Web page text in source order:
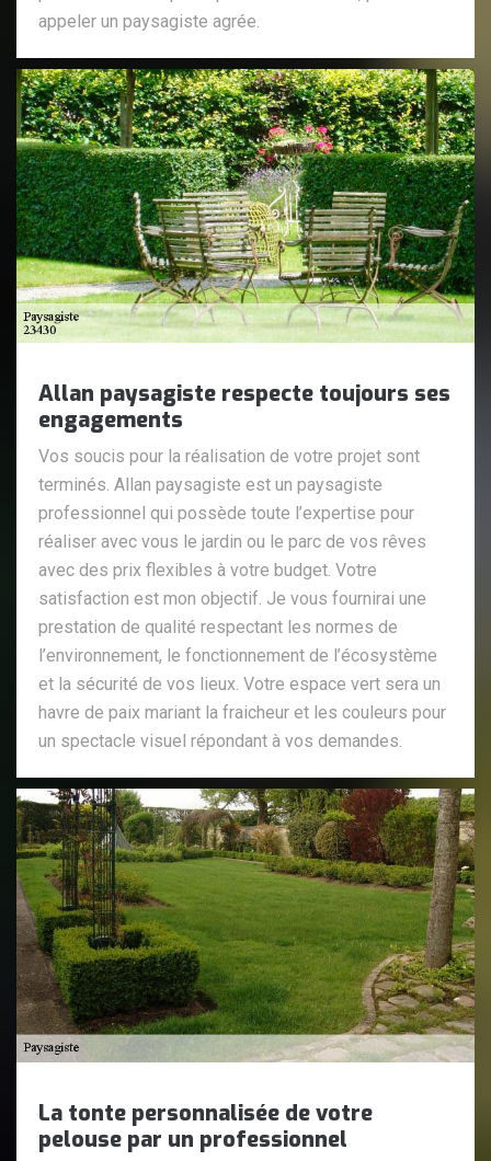
appeler un paysagiste agrée.
Allan paysagiste respecte toujours ses
engagements
Vos soucis pour la réalisation de votre projet sont
terminés. Allan paysagiste est un paysagiste
professionnel qui possède toute l’expertise pour
réaliser avec vous le jardin ou le parc de vos rêves
avec des prix flexibles à votre budget. Votre
satisfaction est mon objectif. Je vous fournirai une
prestation de qualité respectant les normes de
l’environnement, le fonctionnement de l’écosystème
et la sécurité de vos lieux. Votre espace vert sera un
havre de paix mariant la fraicheur et les couleurs pour
un spectacle visuel répondant à vos demandes.
La tonte personnalisée de votre
pelouse par un professionnel